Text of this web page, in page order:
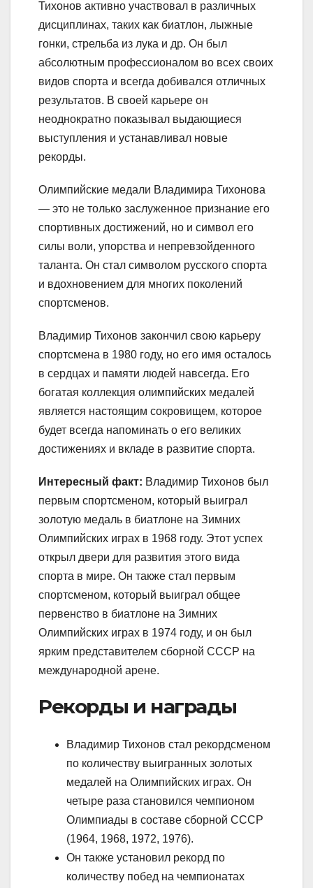
Тихонов активно участвовал в различных
дисциплинах, таких как биатлон, лыжные
гонки, стрельба из лука и др. Он был
абсолютным профессионалом во всех своих
видов спорта и всегда добивался отличных
результатов. В своей карьере он
неоднократно показывал выдающиеся
выступления и устанавливал новые
рекорды.
Олимпийские медали Владимира Тихонова
— это не только заслуженное признание его
спортивных достижений, но и символ его
силы воли, упорства и непревзойденного
таланта. Он стал символом русского спорта
и вдохновением для многих поколений
спортсменов.
Владимир Тихонов закончил свою карьеру
спортсмена в 1980 году, но его имя осталось
в сердцах и памяти людей навсегда. Его
богатая коллекция олимпийских медалей
является настоящим сокровищем, которое
будет всегда напоминать о его великих
достижениях и вкладе в развитие спорта.
Интересный факт: Владимир Тихонов был
первым спортсменом, который выиграл
золотую медаль в биатлоне на Зимних
Олимпийских играх в 1968 году. Этот успех
открыл двери для развития этого вида
спорта в мире. Он также стал первым
спортсменом, который выиграл общее
первенство в биатлоне на Зимних
Олимпийских играх в 1974 году, и он был
ярким представителем сборной СССР на
международной арене.
Рекорды и награды
Владимир Тихонов стал рекордсменом
по количеству выигранных золотых
медалей на Олимпийских играх. Он
четыре раза становился чемпионом
Олимпиады в составе сборной СССР
(1964, 1968, 1972, 1976).
Он также установил рекорд по
количеству побед на чемпионатах